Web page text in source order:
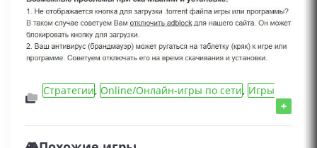
Стратегии, Online/Онлайн-игры по сети, Игры
+